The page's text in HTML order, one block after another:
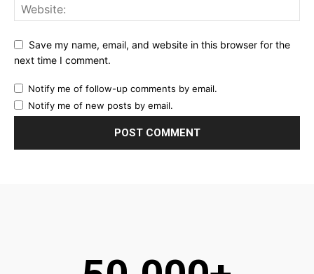
Save my name, email, and website in this browser for the
next time I comment.
Notify me of follow-up comments by email.
Notify me of new posts by email.